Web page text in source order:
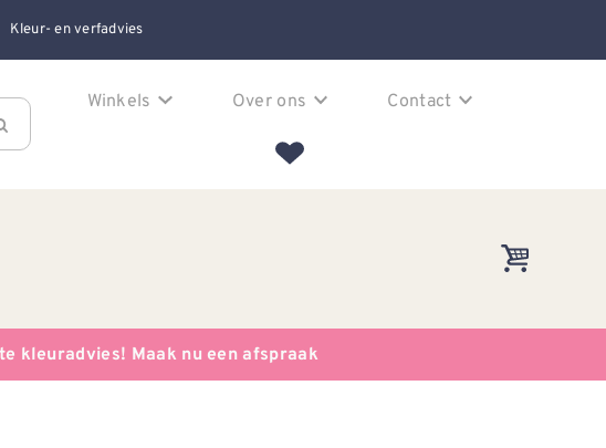
Kleur- en verfadvies
Winkels Over ons Contact
kleuradvies! Maak nu een afspraak